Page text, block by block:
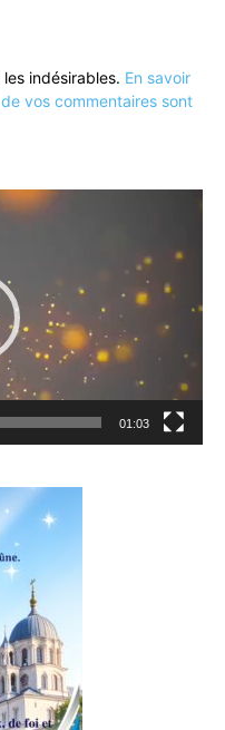
indésirables. En savoir
vos commentaires sont
01:03